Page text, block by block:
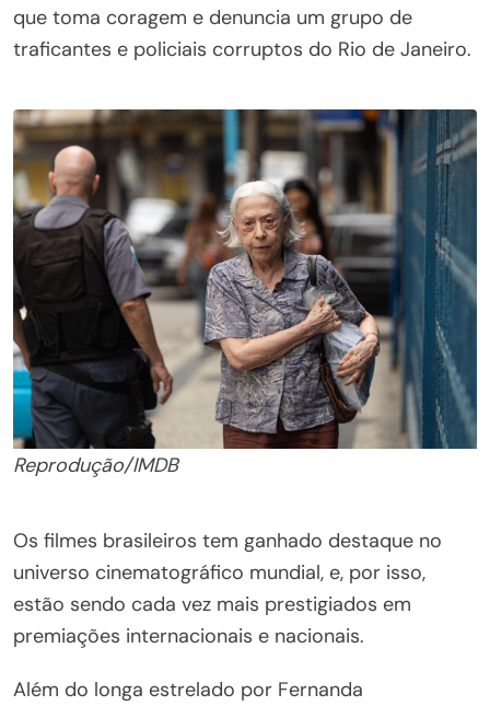
que toma coragem e denuncia um grupo de
traficantes e policiais corruptos do Rio de Janeiro.
Reprodução/IMDB
Os filmes brasileiros tem ganhado destaque no
universo cinematográfico mundial, e, por isso,
estão sendo cada vez mais prestigiados em
premiações internacionais e nacionais.
Além do longa estrelado por Fernanda